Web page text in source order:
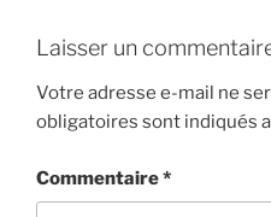
Laisser un
Votre adresse e-mail ne
obligatoires sont indiqués
Commentaire*